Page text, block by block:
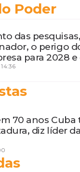
Poder
das
o perigo
para 2028
guerra mundial
70 anos
diz líder